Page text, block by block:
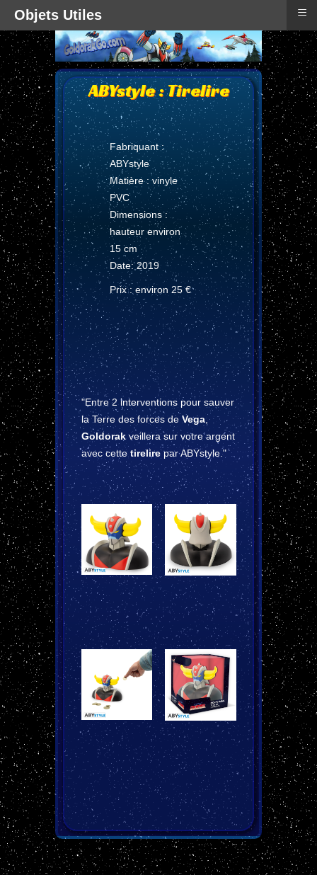
ABYstyle : Tirelire
Fabriquant :
ABYstyle
Matière : vinyle
PVC
Dimensions :
hauteur environ
15 cm
Date: 2019
Prix : environ 25 €
"Entre 2 interventions pour sauver
la Terre des forces de Vega,
Goldorakveillera sur votre argent
avec cettetirelirepar ABYstyle."
Objets Utiles ≡